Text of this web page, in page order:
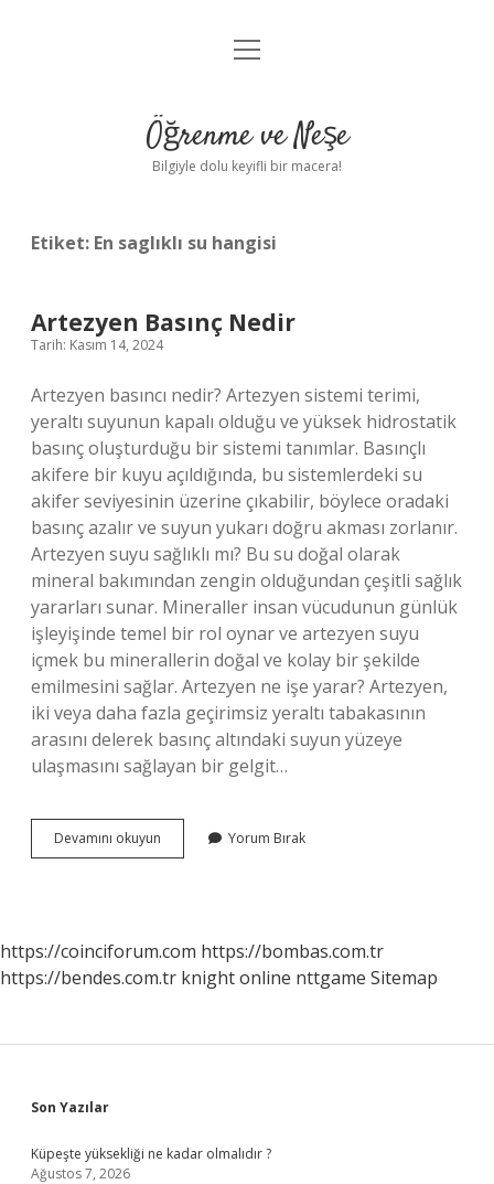
Anasayfa
Yasal Uyarı
menüyü
Öğrenme ve Neşe
Bilgiyle dolu keyifli bir macera!
Etiket: En saglıklı su hangisi
Artezyen Basınç Nedir
Tarih: Kasım 14, 2024
Artezyen basıncı nedir? Artezyen sistemi terimi,
yeraltı suyunun kapalı olduğu ve yüksek hidrostatik
basınç oluşturduğu bir sistemi tanımlar. Basınçlı
akifere bir kuyu açıldığında, bu sistemlerdeki su
akifer seviyesinin üzerine çıkabilir, böylece oradaki
basınç azalır ve suyun yukarı doğru akması zorlanır.
Artezyen suyu sağlıklı mı? Bu su doğal olarak
mineral bakımından zengin olduğundan çeşitli sağlık
yararları sunar. Mineraller insan vücudunun günlük
işleyişinde temel bir rol oynar ve artezyen suyu
içmek bu minerallerin doğal ve kolay bir şekilde
emilmesini sağlar. Artezyen ne işe yarar? Artezyen,
iki veya daha fazla geçirimsiz yeraltı tabakasının
arasını delerek basınç altındaki suyun yüzeye
ulaşmasını sağlayan bir gelgit…
Devamını okuyun Artezyen
Basınç
Yorum Bırak
https://coinciforum.com https://bombas.com.tr
https://bendes.com.tr knight online nttgame Sitemap
Sidebar
Son Yazılar
Küpeşte yüksekliği ne kadar olmalıdır ?
Ağustos 7, 2026